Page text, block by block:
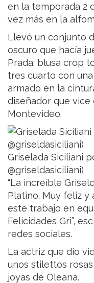
en la temporada 2
vez más en la
Llevó un conjunto
oscuro que hacía
Prada: blusa crop
tres cuarto con
armado en la
diseñador que vice
Montevideo.
Griselada Siciliani
@griseldasiciliani)
“La increíble
Platino. Muy feliz
este trabajo en
Felicidades Gri”,
redes sociales.
La actriz que dio
unos stilettos
joyas de Oleana.